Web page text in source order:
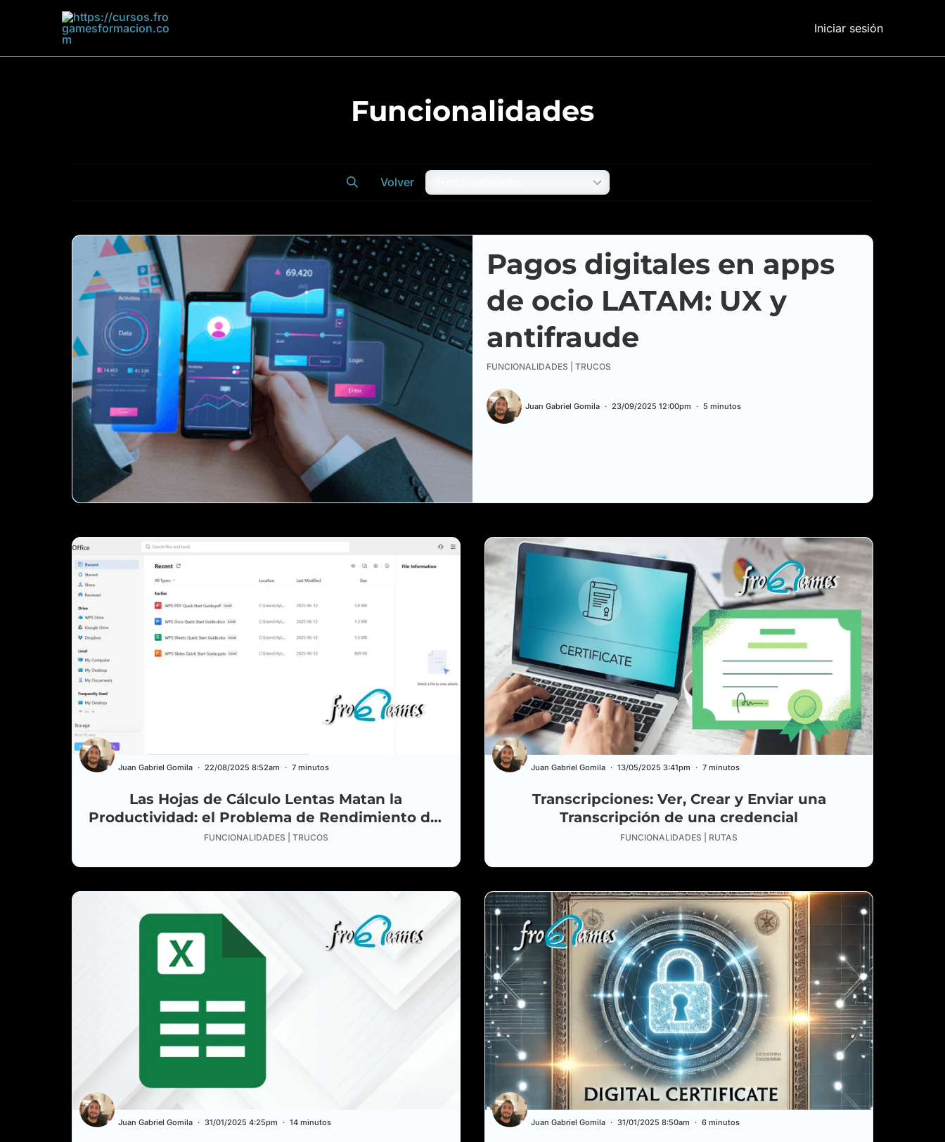
Frogames
Iniciar sesión
Funcionalidades
Volver
Pagos digitales en apps
de ocio LATAM: UX y
antifraude
Juan Gabriel Gomila 23/09/2025 12:00pm 5 minutos
FUNCIONALIDADES | TRUCOS
Las Hojas de Cálculo Lentas Matan la
Productividad: el Problema de Rendimiento del
que Nadie Habla
Juan Gabriel Gomila 22/08/2025 8:52am 7 minutos
FUNCIONALIDADES | TRUCOS
Transcripciones: Ver, Crear y Enviar una
Transcripción de una credencial
Juan Gabriel Gomila 13/05/2025 3:41pm 7 minutos
FUNCIONALIDADES | RUTAS
Juan Gabriel Gomila 31/01/2025 4:25pm 14 minutos Juan Gabriel Gomila 31/01/2025 8:50am 6 minutos